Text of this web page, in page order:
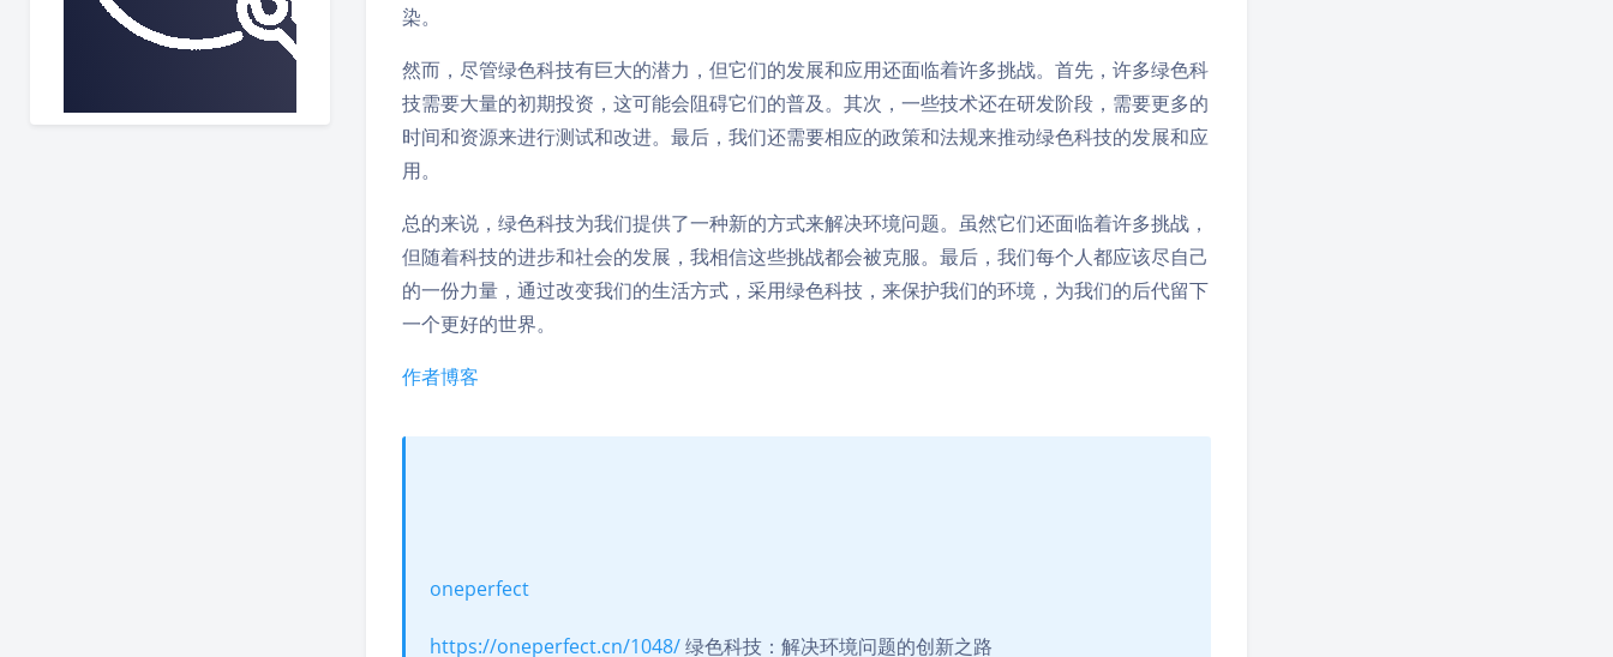
染。
然而，尽管绿色科技有巨大的潜力，但它们的发展和应用还面临着许多挑战。首先，许多绿色科
技需要大量的初期投资，这可能会阻碍它们的普及。其次，一些技术还在研发阶段，需要更多的
时间和资源来进行测试和改进。最后，我们还需要相应的政策和法规来推动绿色科技的发展和应
用。
总的来说，绿色科技为我们提供了一种新的方式来解决环境问题。虽然它们还面临着许多挑战，
但随着科技的进步和社会的发展，我相信这些挑战都会被克服。最后，我们每个人都应该尽自己
的一份力量，通过改变我们的生活方式，采用绿色科技，来保护我们的环境，为我们的后代留下
一个更好的世界。
作者博客
oneperfect
https://oneperfect.cn/1048/绿色科技：解决环境问题的创新之路